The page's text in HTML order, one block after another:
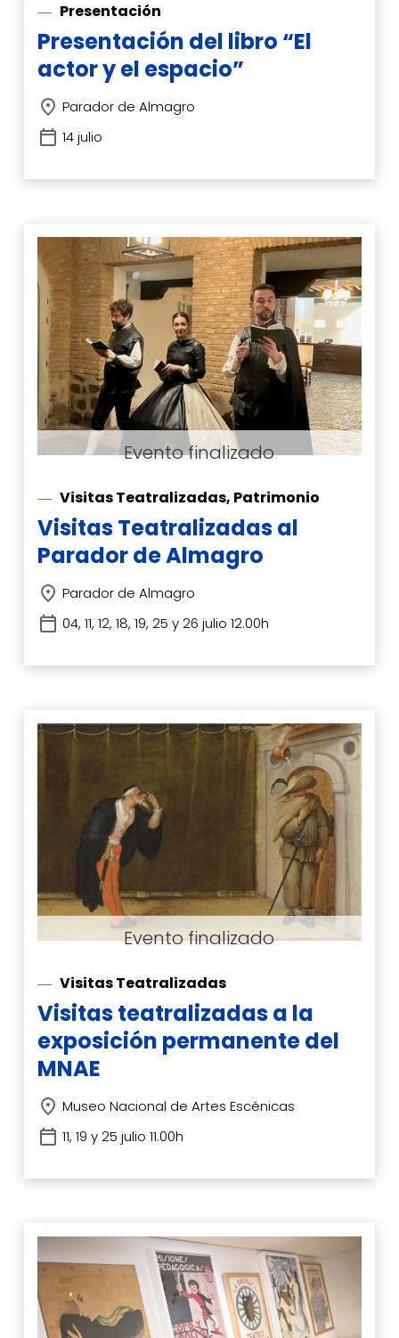
Presentación
Presentación del libro “El
actor y el espacio”
Parador de Almagro
14 julio
Visitas Teatralizadas, Patrimonio
Visitas Teatralizadas al
Parador de Almagro
Parador de Almagro
04, 11, 12, 18, 19, 25 y 26 julio 12.00h
Visitas Teatralizadas
Visitas teatralizadas a la
exposición permanente del
MNAE
Museo Nacional de Artes Escénicas
11, 19 y 25 julio 11.00h